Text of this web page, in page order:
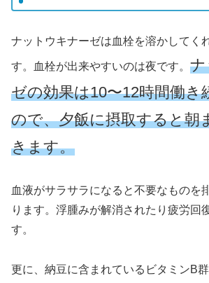
ナットウキナーゼは血栓を溶かしてく
す。血栓が出来やすいのは夜です。
ゼの効果は10〜12時間働き
ので、夕飯に摂取すると朝
きます。
血液がサラサラになると不要なものを
ります。浮腫みが解消されたり疲労回
す。
更に、納豆に含まれているビタミンB